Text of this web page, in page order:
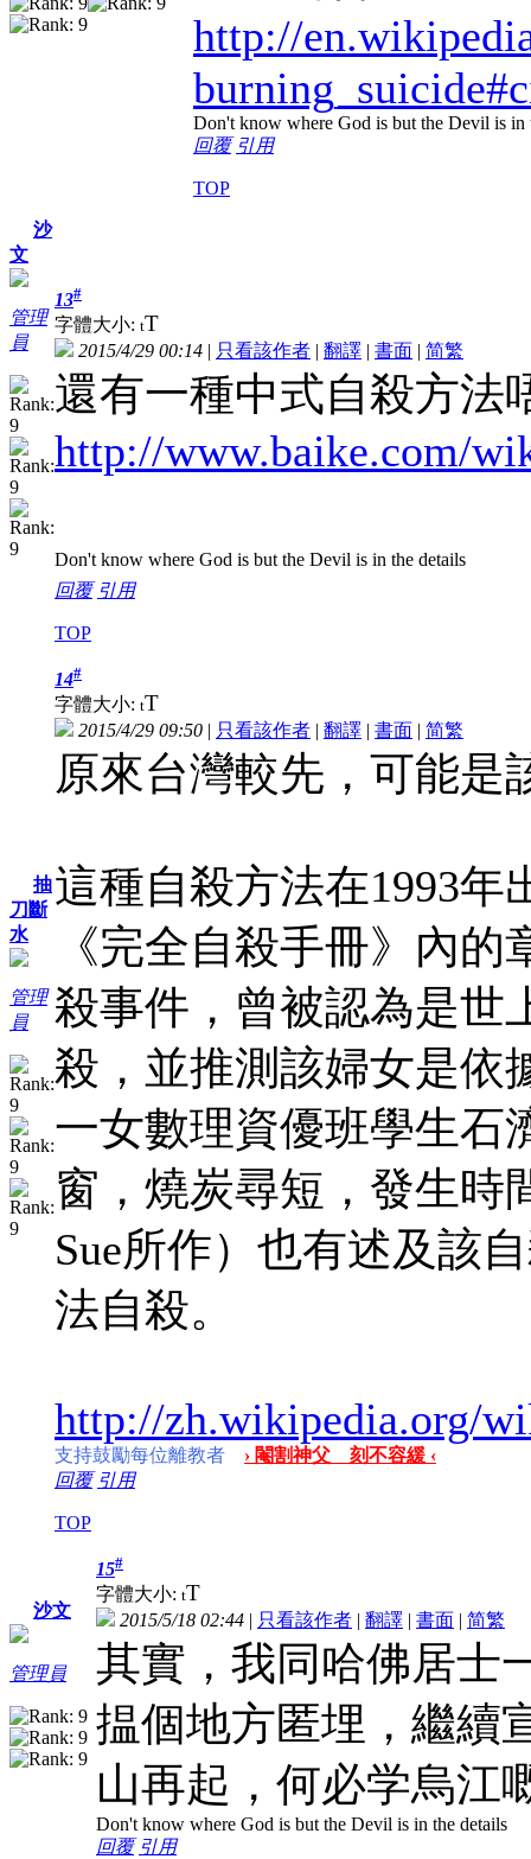
http://
Don't know where God is but the Devil is in
回覆 引用
TOP
沙
文
管理
員
13#
字體大小: tT
2015/4/29 00:14 | 只看該作者 | 翻譯 | 書面 | 简繁
還有一種中式自殺方法
http://www.baike.com/
Don't know where God is but the Devil is in the details
回覆 引用
TOP
抽
刀斷
水
管理
員
14#
字體大小: tT
2015/4/29 09:50 | 只看該作者 | 翻譯 | 書面 | 简繁
原來台灣較先，可能是
這種自殺方法在1993
《完全自殺手冊》內
殺事件，曾被認為是世
殺，並推測該婦女是依
一女數理資優班學生石
窗，燒炭尋短，發生時
Sue所作）也有述及該
法自殺。
http://zh.wikipedia.org/
支持鼓勵每位離教者
› 閹割神父 刻不容緩 ‹
回覆 引用
TOP
沙文
管理員
15#
字體大小: tT
2015/5/18 02:44 | 只看該作者 | 翻譯 | 書面 | 简繁
其實，我同哈佛居士
揾個地方匿埋，繼續
山再起，何必学烏江
Don't know where God is but the Devil is in the details
回覆 引用